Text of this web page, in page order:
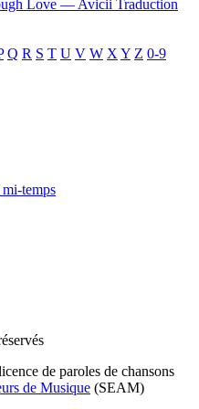
Love — Avicii Traduction
Q R S T U V W X Y Z 0-9
temps
de paroles de chansons
de Musique (SEAM)